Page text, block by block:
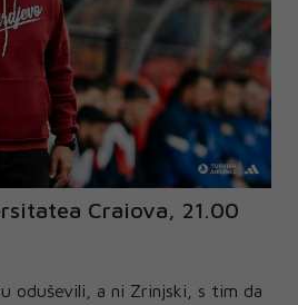
Craiova, 21.00
oduševili, a ni Zrinjski, s tim da